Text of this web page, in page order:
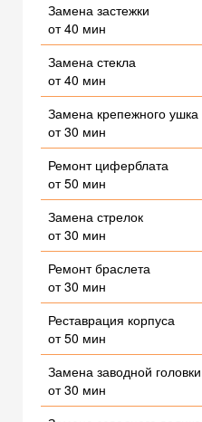
Замена застежки
от 40 мин
Замена стекла
от 40 мин
Замена крепежного ушка
от 30 мин
Ремонт циферблата
от 50 мин
Замена стрелок
от 30 мин
Ремонт браслета
от 30 мин
Реставрация корпуса
от 50 мин
Замена заводной головки
от 30 мин